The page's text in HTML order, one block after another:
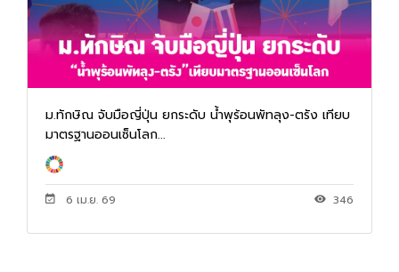
ม.ทักษิณ จับมือญี่ปุ่น ยกระดับ น้ำพุร้อนพัทลุง-ตรัง เทียบ
มาตรฐานออนเซ็นโลก...
6 เม.ย. 69 346